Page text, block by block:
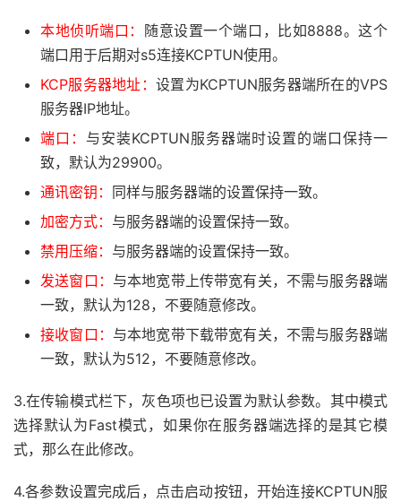
本地侦听端口： 随意设置一个端口，比如8888。这个
端口用于后期对s5连接KCPTUN使用。
KCP服务器地址： 设置为KCPTUN服务器端所在的VPS
服务器IP地址。
端口： 与安装KCPTUN服务器端时设置的端口保持一
致，默认为29900。
通讯密钥： 同样与服务器端的设置保持一致。
加密方式： 与服务器端的设置保持一致。
禁用压缩： 与服务器端的设置保持一致。
发送窗口： 与本地宽带上传带宽有关，不需与服务器端
一致，默认为128，不要随意修改。
接收窗口： 与本地宽带下载带宽有关，不需与服务器端
一致，默认为512，不要随意修改。
3.在传输模式栏下，灰色项也已设置为默认参数。其中模式
选择默认为Fast模式，如果你在服务器端选择的是其它模
式，那么在此修改。
4.各参数设置完成后，点击启动按钮，开始连接KCPTUN服